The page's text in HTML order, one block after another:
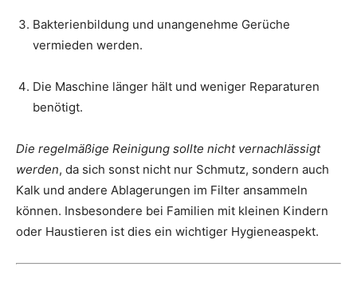
Bakterienbildung und unangenehme Gerüche
vermieden werden.
Die Maschine länger hält und weniger Reparaturen
benötigt.
Die regelmäßige Reinigung sollte nicht vernachlässigt
werden, da sich sonst nicht nur Schmutz, sondern auch
Kalk und andere Ablagerungen im Filter ansammeln
können. Insbesondere bei Familien mit kleinen Kindern
oder Haustieren ist dies ein wichtiger Hygieneaspekt.